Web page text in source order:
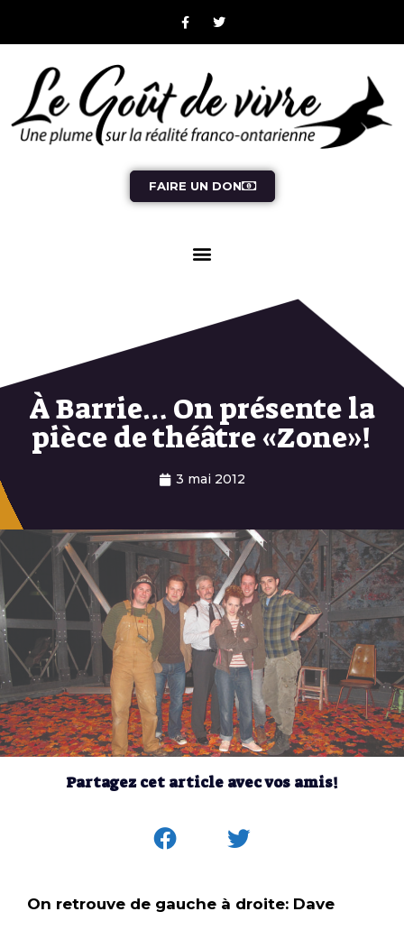
FAIRE UN DON
À Barrie… On présente la
pièce de théâtre «Zone»!
3 mai 2012
Partagez cet article avec vos amis!
On retrouve de gauche à droite: Dave